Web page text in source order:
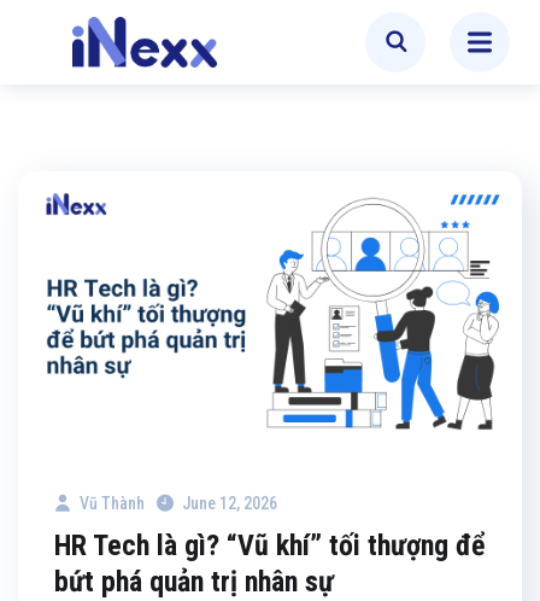
Vũ Thành June 12, 2026
HR Tech là gì? “Vũ khí” tối thượng để
bứt phá quản trị nhân sự